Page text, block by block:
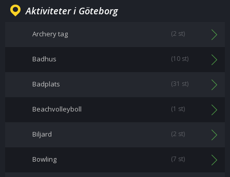
Aktiviteter i Göteborg
Archery tag (2 st)
Badhus (10 st)
Badplats (31 st)
Beachvolleyboll (1 st)
Biljard (2 st)
Bowling (7 st)